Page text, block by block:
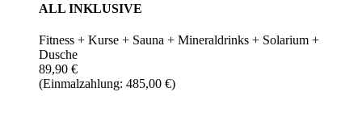
ALL INKLUSIVE
Fitness + Kurse + Sauna + Mineraldrinks + Solarium +
Dusche
89,90 €
(Einmalzahlung: 485,00 €)